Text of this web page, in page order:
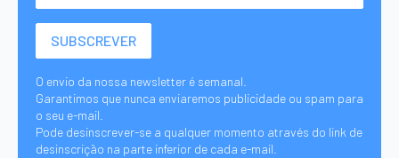
O envio da nossa newsletter é semanal.
Garantimos que nunca enviaremos publicidade ou spam para
o seu e-mail.
Pode desinscrever-se a qualquer momento através do link de
desinscrição na parte inferior de cada e-mail.